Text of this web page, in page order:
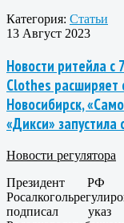
Категория: Статьи
13 Август 2023
Новости ритейла с
Clothes расширяет
Новосибирск,
«Дикси»
Новости регулятора
Президент РФ
подписал